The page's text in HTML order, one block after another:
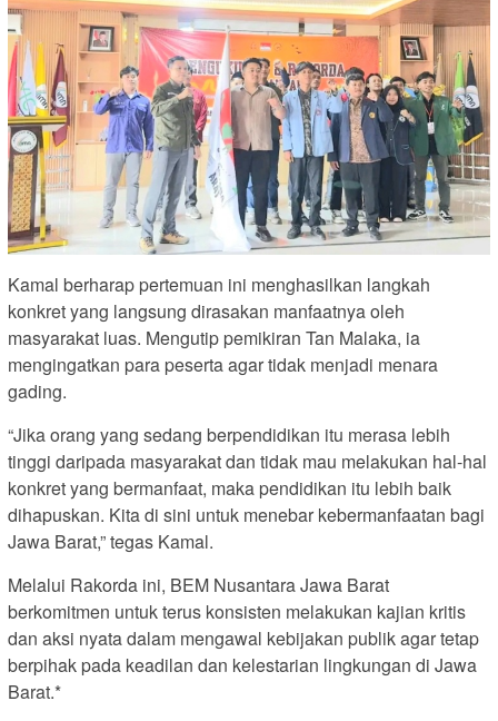
Kamal berharap pertemuan ini menghasilkan langkah
konkret yang langsung dirasakan manfaatnya oleh
masyarakat luas. Mengutip pemikiran Tan Malaka, ia
mengingatkan para peserta agar tidak menjadi menara
gading.
“Jika orang yang sedang berpendidikan itu merasa lebih
tinggi daripada masyarakat dan tidak mau melakukan hal-hal
konkret yang bermanfaat, maka pendidikan itu lebih baik
dihapuskan. Kita di sini untuk menebar kebermanfaatan bagi
Jawa Barat,” tegas Kamal.
Melalui Rakorda ini, BEM Nusantara Jawa Barat
berkomitmen untuk terus konsisten melakukan kajian kritis
dan aksi nyata dalam mengawal kebijakan publik agar tetap
berpihak pada keadilan dan kelestarian lingkungan di Jawa
Barat.*